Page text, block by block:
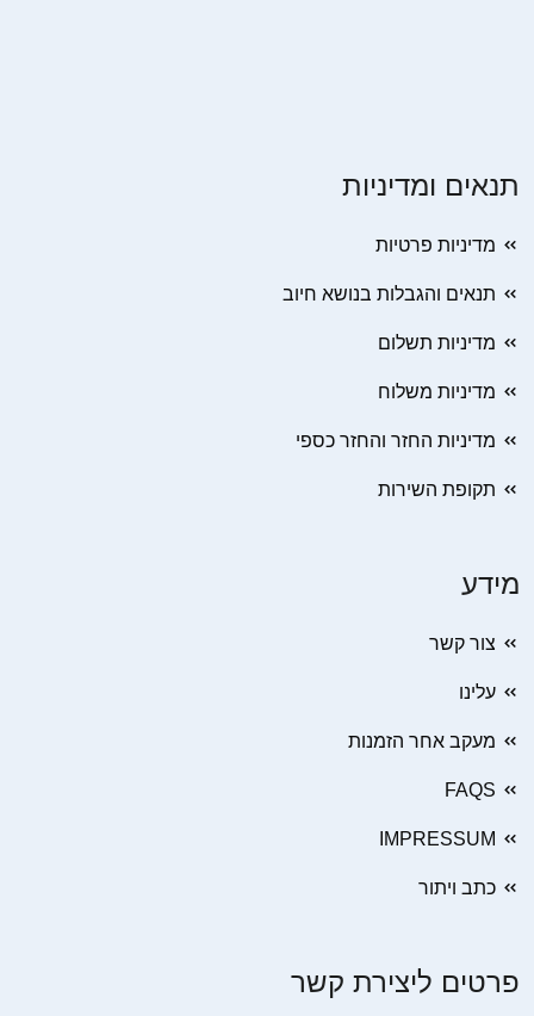
תנאים ומדיניות
מדיניות פרטיות
תנאים והגבלות בנושא חיוב
מדיניות תשלום
מדיניות משלוח
מדיניות החזר והחזר כספי
תקופת השירות
מידע
צור קשר
עלינו
מעקב אחר הזמנות
FAQS
IMPRESSUM
כתב ויתור
פרטים ליצירת קשר